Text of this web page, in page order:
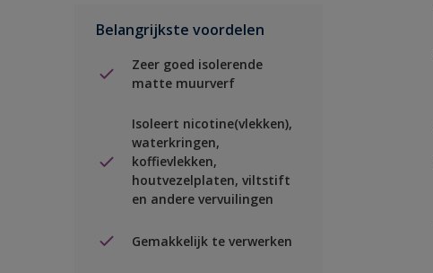
Belangrijkste voordelen
Zeer goed isolerende
matte muurverf
Isoleert nicotine(vlekken),
waterkringen,
koffievlekken,
houtvezelplaten, viltstift
en andere vervuilingen
Gemakkelijk te verwerken